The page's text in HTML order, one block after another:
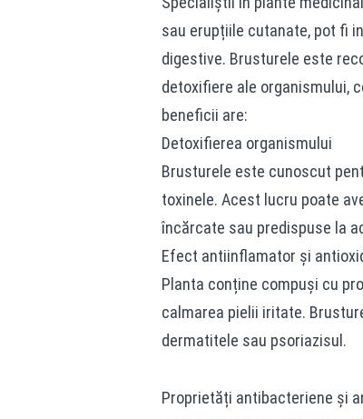
sau erupțiile cutanate, pot fi
digestive. Brusturele este
detoxifiere ale organismului,
beneficii are:
Detoxifierea organismului
Brusturele este cunoscut
toxinele. Acest lucru poate
încărcate sau predispuse la
Efect antiinflamator și
Planta conține compuși cu
calmarea pielii iritate.
dermatitele sau psoriazisul.
Proprietăți antibacteriene și